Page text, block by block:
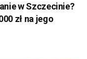
w Szczecinie?
zł na jego